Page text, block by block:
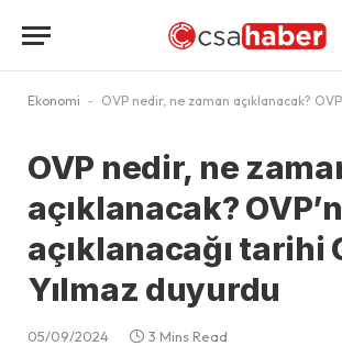
Ekonomi - OVP nedir, ne zaman açıklanacak? OVP’nin açıklanacağı
OVP nedir, ne
açıklanacak?
açıklanacağı tarihi
Yılmaz duyurdu
05/09/2024 3 Mins Read